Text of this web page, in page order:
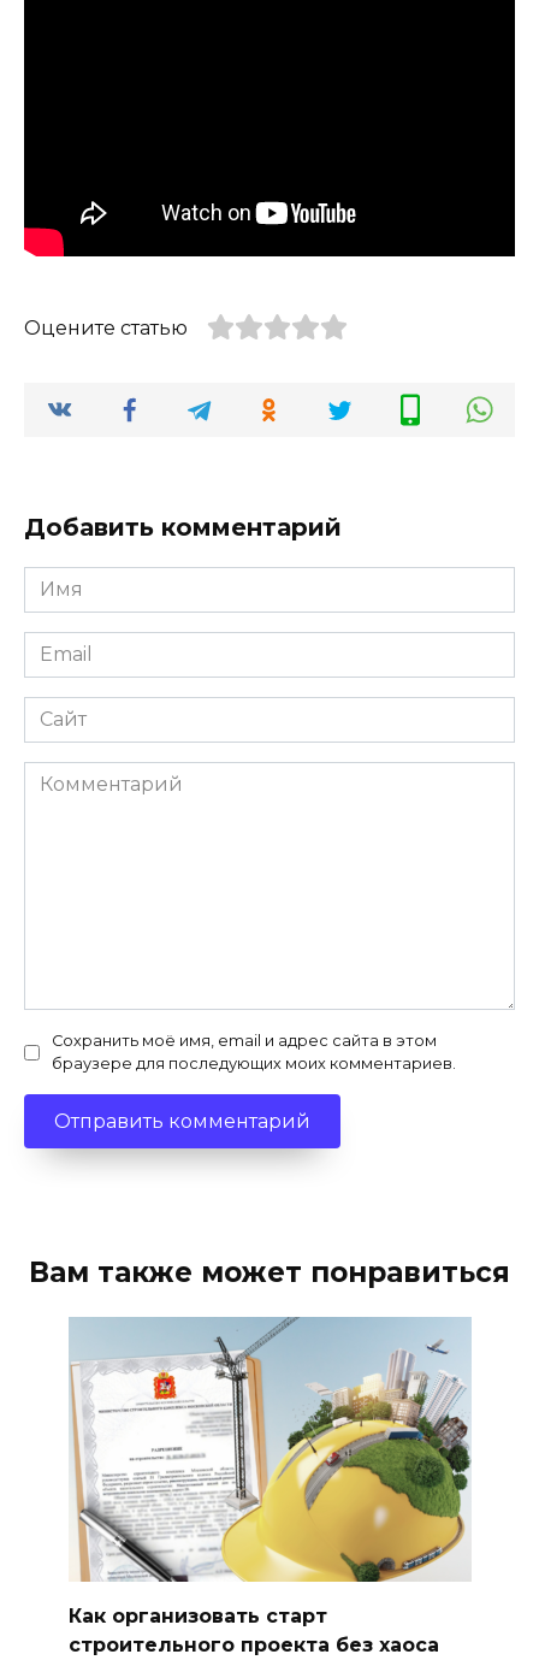
Оцените статью
Добавить комментарий
Имя
*
Email
*
Сайт
Комментарий
Сохранить моё имя, email и адрес сайта в этом
браузере для последующих моих комментариев.
Вам также может понравиться
Как организовать старт
строительного проекта без хаоса